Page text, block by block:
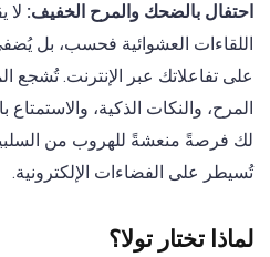
احتفال بالضحك والمرح الخفيف: لا
اللقاءات العشوائية فحسب، بل
على تفاعلاتك عبر الإنترنت. تُشجع
المرح، والنكات الذكية، والاستمتاع
لك فرصةً منعشةً للهروب من السلبية
تُسيطر على الفضاءات الإلكترونية.
لماذا تختار تولا؟